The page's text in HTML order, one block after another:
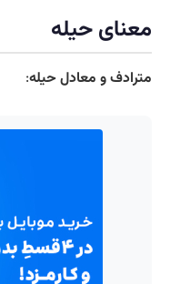
معنای حیله
مترادف و معادل حیله: